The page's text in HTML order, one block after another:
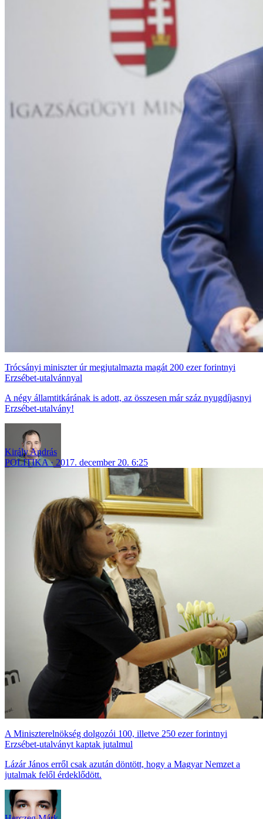
Trócsányi miniszter úr megjutalmazta magát 200 ezer forintnyi
Erzsébet-utalvánnyal
A négy államtitkárának is adott, az összesen már száz nyugdíjasnyi
Erzsébet-utalvány!
Király András
POLITIKA
2017. december 20. 6:25
A Miniszterelnökség dolgozói 100, illetve 250 ezer forintnyi
Erzsébet-utalványt kaptak jutalmul
Lázár János erről csak azután döntött, hogy a Magyar Nemzet a
jutalmak felől érdeklődött.